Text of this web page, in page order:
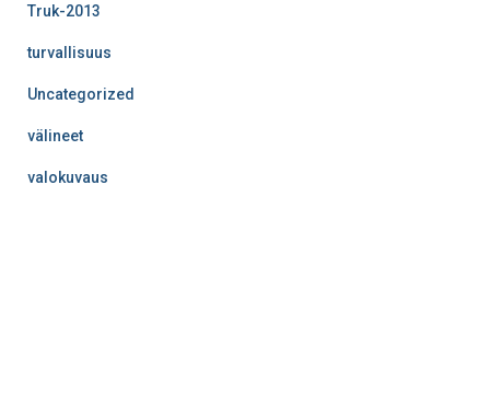
Truk-2013
turvallisuus
Uncategorized
välineet
valokuvaus